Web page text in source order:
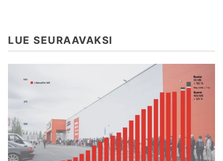
LUE SEURAAVAKSI